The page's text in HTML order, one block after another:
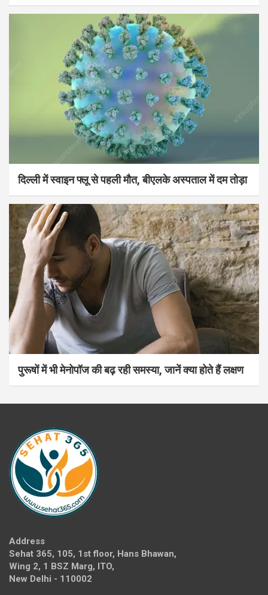
दिल्ली में स्वाइन फ्लू से पहली मौत, बीएलके अस्पताल में दम तोड़ा
पुरूषों में भी मेनोपॉज की बढ़ रही समस्या, जानें क्या होते हैं लक्षण
Address
Sehat 365, 105, 1st floor, Hans Bhawan,
Wing 2, 1 BSZ Marg, ITO,
New Delhi - 110002